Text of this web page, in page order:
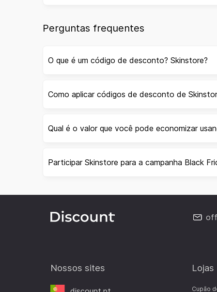
Perguntas frequentes
O que é um código de desconto? Skinstore?
Como aplicar códigos de desconto de
Qual é o valor que você pode economizar
Participar Skinstore para a campanha Black
Nossos sites
Cupão